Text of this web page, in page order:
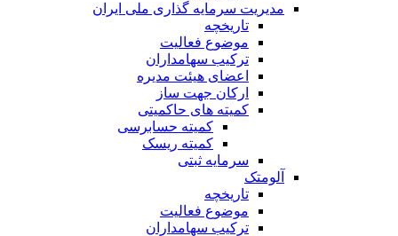
مدیریت سرمایه گذاری ملی ایران
تاریخچه
موضوع فعالیت
ترکیب سهامداران
اعضای هیئت مدیره
ارکان جهت ساز
کمیته های حاکمیتی
کمیته حسابرسی
کمیته ریسک
سرمایه ثبتی
آلومتک
تاریخچه
موضوع فعالیت
ترکیب سهامداران